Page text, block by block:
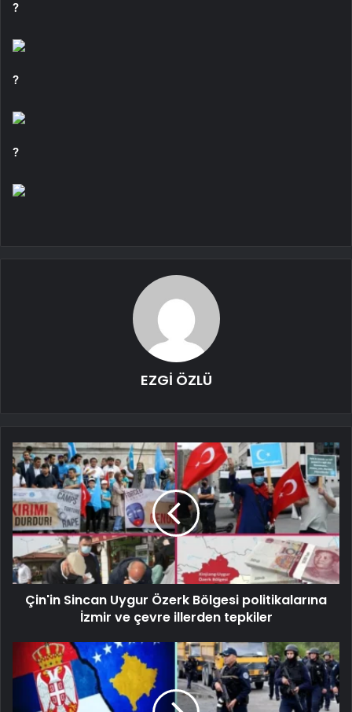
?
?
?
EZGİ ÖZLÜ
Çin'in Sincan Uygur Özerk Bölgesi politikalarına
İzmir ve çevre illerden tepkiler